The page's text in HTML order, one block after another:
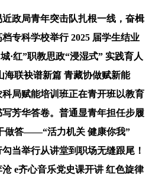
局青年突击队扎根一线，奋楫
专科学校举行 2025 届学生结业
·红”职教思政“浸湿式” 实践育人
海联袂谱新篇 青藏协做赋新能
局赋能培训班正在青开班以教育
芳华答卷。普通显青年担任步履
做答——“活力机关 健康你我”
当举行从讲堂到职场无缝跟尾！
e齐心音乐党史课开讲 红色旋律